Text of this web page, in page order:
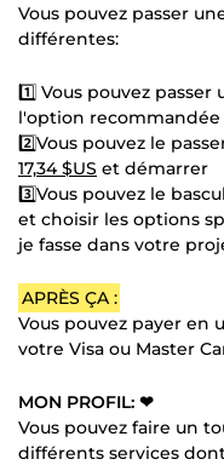
Vous pouvez passer
différentes:
1️⃣ Vous pouvez
l'option
2️⃣Vous pouvez le
17,34 $US et démarrer
3️⃣Vous pouvez le
et choisir les options
je fasse dans votre
APRÈS ÇA :
Vous pouvez payer en
votre Visa ou Master
MON PROFIL: ❤
Vous pouvez faire un
différents services